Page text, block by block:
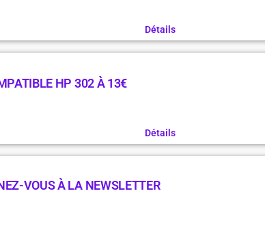
Détails
HP 302 À 13€
Détails
VOUS À LA NEWSLETTER